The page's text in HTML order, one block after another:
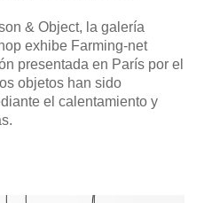
& Object, la galería
exhibe Farming-net
presentada en París por el
objetos han sido
el calentamiento y